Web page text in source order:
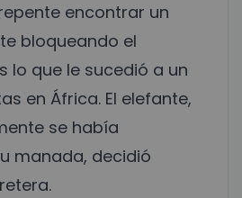
encontrar un
bloqueando el
lo que le sucedió a un
en África. El elefante,
se había
manada, decidió